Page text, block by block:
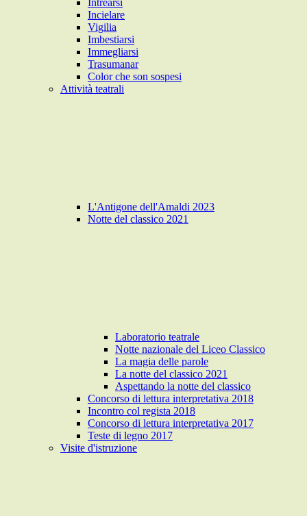
Intrearsi
Incielare
Vigilia
Imbestiarsi
Immegliarsi
Trasumanar
Color che son sospesi
Attività teatrali
L'Antigone dell'Amaldi 2023
Notte del classico 2021
Laboratorio teatrale
Notte nazionale del Liceo Classico
La magia delle parole
La notte del classico 2021
Aspettando la notte del classico
Concorso di lettura interpretativa 2018
Incontro col regista 2018
Concorso di lettura interpretativa 2017
Teste di legno 2017
Visite d'istruzione